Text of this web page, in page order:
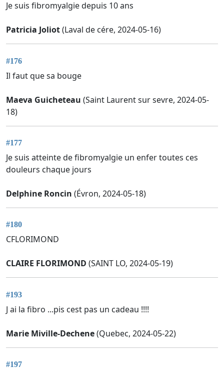
Je suis fibromyalgie depuis 10 ans
Patricia Joliot(Laval de cére, 2024-05-16)
#176
Il faut que sa bouge
Maeva Guicheteau (Saint Laurent sur sevre, 2024-05-
18)
#177
Je suis atteinte de fibromyalgie un enfer toutes ces
douleurs chaque jours
Delphine Roncin (Évron, 2024-05-18)
#180
CFLORIMOND
CLAIRE FLORIMOND (SAINT LO, 2024-05-19)
#193
J ai la fibro ...pis cest pas un cadeau !!!!
Marie Miville-Dechene(Quebec, 2024-05-22)
#197